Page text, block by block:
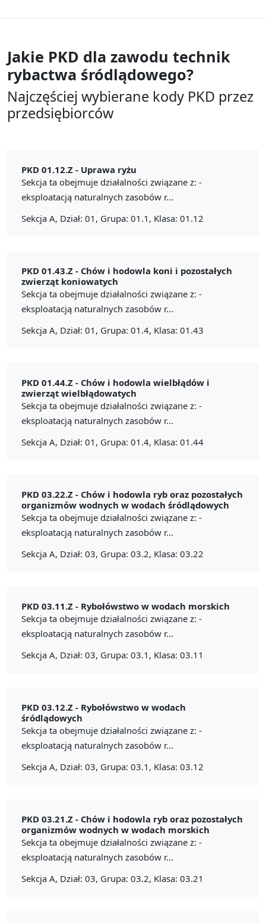
Jakie PKD dla zawodu technik
rybactwa śródlądowego?
Najczęściej wybierane kody PKD przez
przedsiębiorców
PKD 01.12.Z - Uprawa ryżu
Sekcja ta obejmuje działalności związane z: -
eksploatacją naturalnych zasobów r...
Sekcja A, Dział: 01, Grupa: 01.1, Klasa: 01.12
PKD 01.43.Z - Chów i hodowla koni i pozostałych
zwierząt koniowatych
Sekcja ta obejmuje działalności związane z: -
eksploatacją naturalnych zasobów r...
Sekcja A, Dział: 01, Grupa: 01.4, Klasa: 01.43
PKD 01.44.Z - Chów i hodowla wielbłądów i
zwierząt wielbłądowatych
Sekcja ta obejmuje działalności związane z: -
eksploatacją naturalnych zasobów r...
Sekcja A, Dział: 01, Grupa: 01.4, Klasa: 01.44
PKD 03.22.Z - Chów i hodowla ryb oraz pozostałych
organizmów wodnych w wodach śródlądowych
Sekcja ta obejmuje działalności związane z: -
eksploatacją naturalnych zasobów r...
Sekcja A, Dział: 03, Grupa: 03.2, Klasa: 03.22
PKD 03.11.Z - Rybołówstwo w wodach morskich
Sekcja ta obejmuje działalności związane z: -
eksploatacją naturalnych zasobów r...
Sekcja A, Dział: 03, Grupa: 03.1, Klasa: 03.11
PKD 03.12.Z - Rybołówstwo w wodach
śródlądowych
Sekcja ta obejmuje działalności związane z: -
eksploatacją naturalnych zasobów r...
Sekcja A, Dział: 03, Grupa: 03.1, Klasa: 03.12
PKD 03.21.Z - Chów i hodowla ryb oraz pozostałych
organizmów wodnych w wodach morskich
Sekcja ta obejmuje działalności związane z: -
eksploatacją naturalnych zasobów r...
Sekcja A, Dział: 03, Grupa: 03.2, Klasa: 03.21